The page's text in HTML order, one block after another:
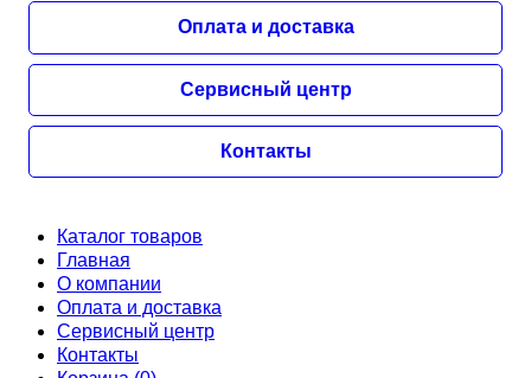
Оплата и доставка
Сервисный центр
Контакты
Каталог товаров
Главная
О компании
Оплата и доставка
Сервисный центр
Контакты